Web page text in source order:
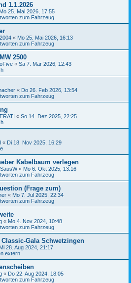
1.1.2026
Mo 25. Mai 2026, 17:55
zum Fahrzeug
« Mo 25. Mai 2026, 16:13
zum Fahrzeug
2500
« Sa 7. Mär 2026, 12:43
« Do 26. Feb 2026, 13:54
zum Fahrzeug
« So 14. Dez 2025, 22:25
« Di 18. Nov 2025, 16:29
Kabelbaum verlegen
« Mo 6. Okt 2025, 13:16
zum Fahrzeug
(Frage zum)
« Mo 7. Jul 2025, 22:34
zum Fahrzeug
« Mo 4. Nov 2024, 10:48
zum Fahrzeug
Gala Schwetzingen
Mi 28. Aug 2024, 21:17
extern
« Do 22. Aug 2024, 18:05
zum Fahrzeug